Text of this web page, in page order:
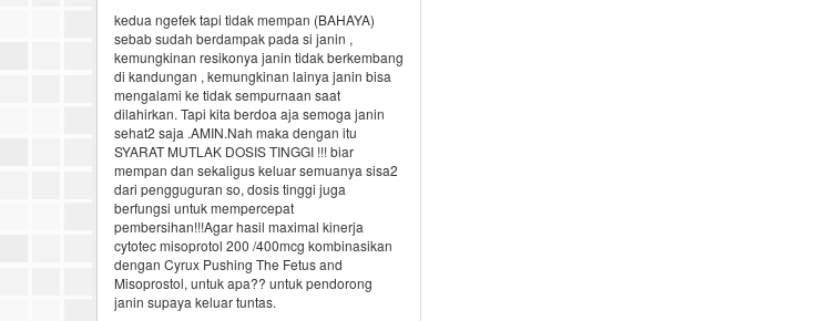
kedua ngefek tapi tidak mempan (BAHAYA)
sebab sudah berdampak pada si janin ,
kemungkinan resikonya janin tidak berkembang
di kandungan , kemungkinan lainya janin bisa
mengalami ke tidak sempurnaan saat
dilahirkan. Tapi kita berdoa aja semoga janin
sehat2 saja .AMIN.Nah maka dengan itu
SYARAT MUTLAK DOSIS TINGGI !!! biar
mempan dan sekaligus keluar semuanya sisa2
dari pengguguran so, dosis tinggi juga
berfungsi untuk mempercepat
pembersihan!!!Agar hasil maximal kinerja
cytotec misoprotol 200 /400mcg kombinasikan
dengan Cyrux Pushing The Fetus and
Misoprostol, untuk apa?? untuk pendorong
janin supaya keluar tuntas.